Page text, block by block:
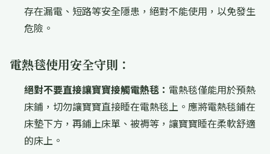
存在漏電、短路等安全隱患，絕對不能使用，以免發生
危險。
電熱毯使用安全守則：
絕對不要直接讓寶寶接觸電熱毯： 電熱毯僅能用於預熱
床鋪，切勿讓寶寶直接睡在電熱毯上。應將電熱毯鋪在
床墊下方，再鋪上床單、被褥等，讓寶寶睡在柔軟舒適
的床上。